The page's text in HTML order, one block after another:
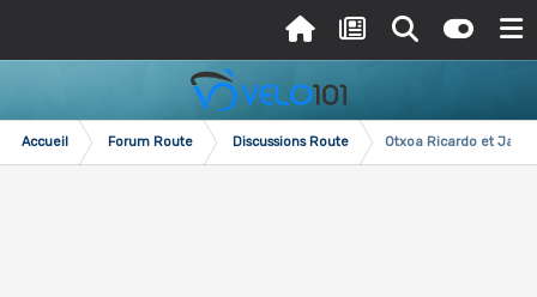
Accueil Forum Route Discussions Route Otxoa Ricardo et